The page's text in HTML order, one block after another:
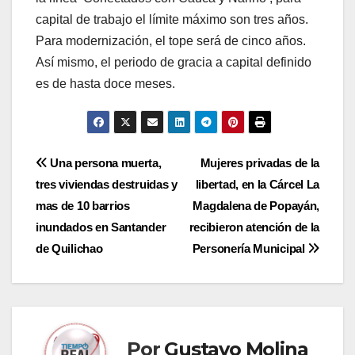
capital de trabajo el límite máximo son tres años.
Para modernización, el tope será de cinco años.
Así mismo, el periodo de gracia a capital definido
es de hasta doce meses.
Navegación
de
entradas
Mujeres privadas de la
libertad, en la Cárcel La
Magdalena de Popayán,
recibieron atención de la
Personería Municipal
Una persona muerta,
tres viviendas destruidas y
mas de 10 barrios
inundados en Santander
de Quilichao
Por Gustavo Molina